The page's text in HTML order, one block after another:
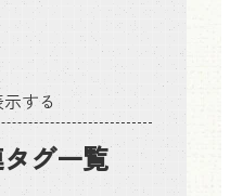
する
グ一覧